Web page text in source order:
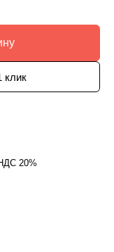
клик
20%